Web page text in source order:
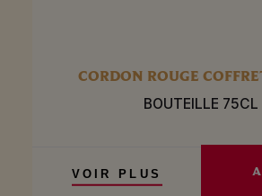
CORDON ROUGE
BOUTEILLE 75CL
VOIR PLUS